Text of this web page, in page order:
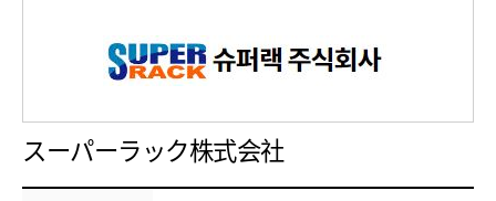
スーパーラック株式会社